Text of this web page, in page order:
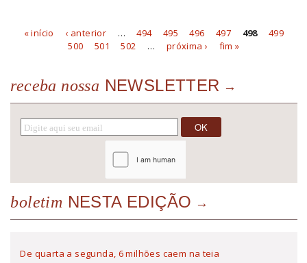
Páginas
« início ‹ anterior … 494 495 496 497 498
499
500
501 502 … próxima › fim »
receba nossa NEWSLETTER
boletim NESTA EDIÇÃO
De quarta a segunda, 6 milhões caem na teia